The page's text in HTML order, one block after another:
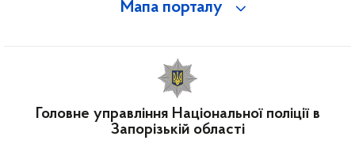
Мапа порталу
Головне управління Національної поліції в
Запорізькій області